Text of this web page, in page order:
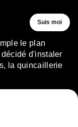
Suis moi
le plan
d'instaler
la quincaillerie